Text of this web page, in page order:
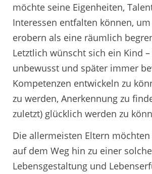
möchte seine Eigenheiten,
Interessen entfalten können,
erobern als eine räumlich
Letztlich wünscht sich ein Kind
unbewusst und später immer
Kompetenzen entwickeln zu
zu werden, Anerkennung zu
zuletzt) glücklich werden zu
Die allermeisten Eltern
auf dem Weg hin zu einer
Lebensgestaltung und